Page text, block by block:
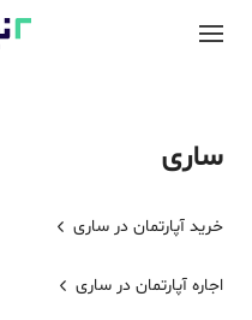
ساری
خرید آپارتمان در ساری
اجاره آپارتمان در ساری